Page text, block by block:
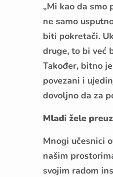
„Mi kao da
ne samo
biti pokretači.
druge, to bi već
Također, bitno
povezani i
dovoljno da za
Mladi žele
Mnogi učesnici
našim
svojim radom